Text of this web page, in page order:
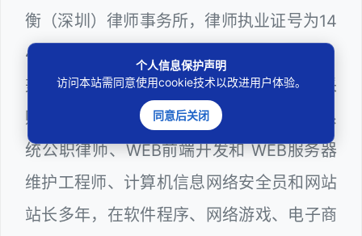
衡（深圳）律师事务所，律师执业证号为14
403201810022100。邓杰律师现（或曾）
兼任深圳市人民政府听证员、深圳市政府采
购评审专家（法律类），深圳市某区政府系
统公职律师、WEB前端开发和 WEB服务器
维护工程师、计算机信息网络安全员和网站
站长多年，在软件程序、网络游戏、电子商
个人信息保护声明
访问本站需同意使用cookie技术以改进用户体验。
同意后关闭